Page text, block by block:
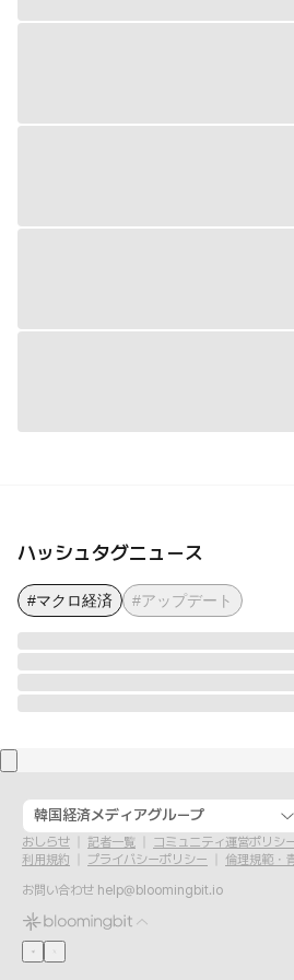
ハッシュタグニュース
#マクロ経済 #アップデート
韓国経済メディアグループ
おしらせ 記者一覧
コミュニティ運営ポリシ
利用規約
プライバシーポリシー
倫理規範・
お問い合わせ help@bloomingbit.io